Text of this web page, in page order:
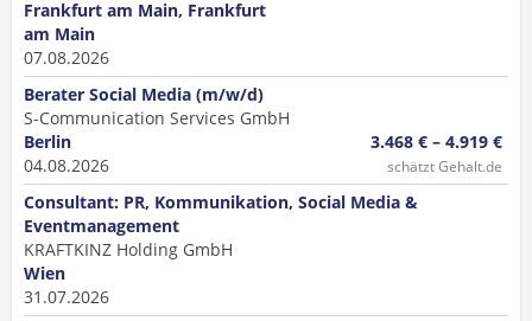
Frankfurt am Main, Frankfurt
am Main
07.08.2026
Berater Social Media (m/w/d)
S-Communication Services GmbH
Berlin
04.08.2026
3.468 € – 4.919 €
schätzt Gehalt.de
Consultant: PR, Kommunikation, Social Media &
Eventmanagement
KRAFTKINZ Holding GmbH
Wien
31.07.2026